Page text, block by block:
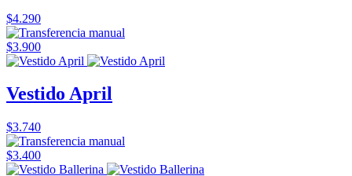
$4.290
$3.900
Vestido April
$3.740
$3.400